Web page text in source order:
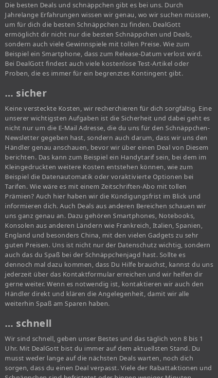
Die besten Deals und schnäppchen gibt es bei uns. Durch
Jahrelange Erfahrungen wissen wir genau, wo wir suchen müssen,
um für dich die besten Schnäppchen zu finden. DealGott
ermöglicht dir nicht nur die besten Schnäppchen und Deals,
sondern auch viele Gewinnspiele mit tollen Preise. Wie zum
Beispiel ein Smartphone, dass zum Release-Datum verlost wird.
Bei DealGott findest auch viele kostenlose Test-Artikel oder
Proben, die es immer für ein begrenztes Kontingent gibt.
… sicher
Keine versteckte Kosten, wir recherchieren für dich sorgfältig. Eine
unserer wichtigsten Aufgaben ist die Sicherheit und dabei geht es
nicht nur um die E-Mail Adresse, die du uns für den Schnäppchen-
Newsletter gegeben hast, sondern auch darum, dass wir uns den
Händler genau anschauen, bevor wir über einen Deal von Diesem
berichten. Das kann zum Beispiel ein Handytarif sein, bei dem im
Kleingedruckten weitere Kosten entstehen können, wie zum
Beispiel die Datenautomatik oder voraktivierte Optionen bei
Tarifen. Wie wäre es mit einem Zeitschriften-Abo mit tollen
Prämien? Auch hier haben wir die Kündigungsfrist im Blick und
informieren dich. Auch Deals aus anderen Bereichen schauen wir
uns ganz genau an. Dazu gehören Smartphones, Notebooks,
Konsolen aus anderen Ländern wie Frankreich, Italien, Spanien,
England und besonders China, mit den vielen Gadgets zu sehr
guten Preisen. Uns ist nicht nur der Datenschutz wichtig, sondern
auch das du Spaß bei der Schnäppchenjagd hast. Sollte es
dennoch mal dazu kommen, dass Du Hilfe brauchst, kannst du uns
jederzeit über das Kontaktformular erreichen und wir helfen dir
gerne weiter. Wenn es notwendig ist, kontaktieren wir auch den
Händler direkt und klären die Angelegenheit, damit wir alle
weiterhin Spaß am Sparen haben.
… schnell
Wir sind schnell, geben unser Bestes und das täglich von 8 bis 1
Uhr. Mit DealGott bist du immer auf dem aktuellsten Stand. Du
musst weder lange auf die nächsten Deals warten, noch dich
sorgen, dass du einen Deal verpasst. Viele der Rabattaktionen und